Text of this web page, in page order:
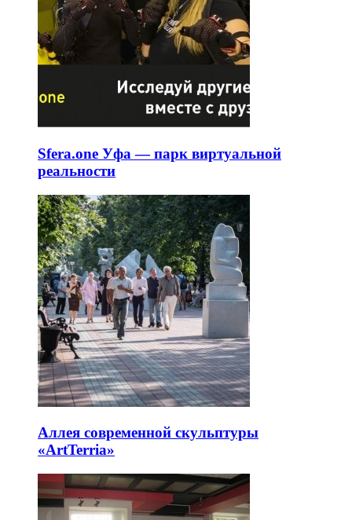
Sfera.one Уфа — парк виртуальной
реальности
Аллея современной скульптуры
«ArtTerria»